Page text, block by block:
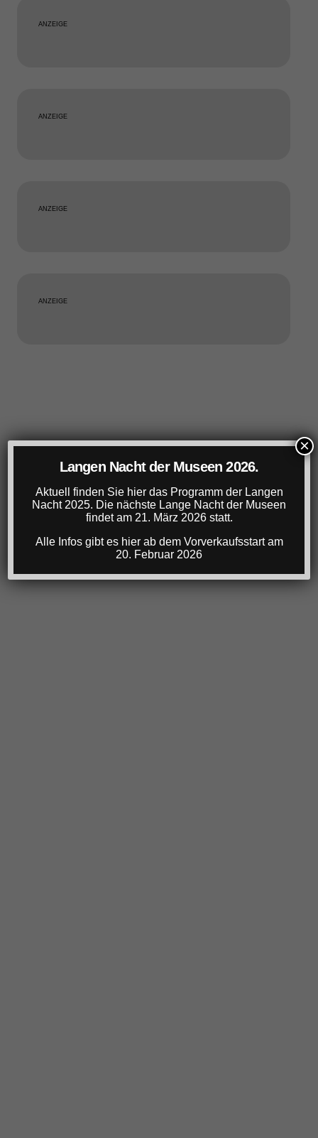
ANZEIGE
ANZEIGE
ANZEIGE
ANZEIGE
Langen Nacht der Museen 2026.
Aktuell finden Sie hier das Programm der Langen
Nacht 2025. Die nächste Lange Nacht der Museen
findet am 21. März 2026 statt.
Alle Infos gibt es hier ab dem Vorverkaufsstart am
20. Februar 2026
×